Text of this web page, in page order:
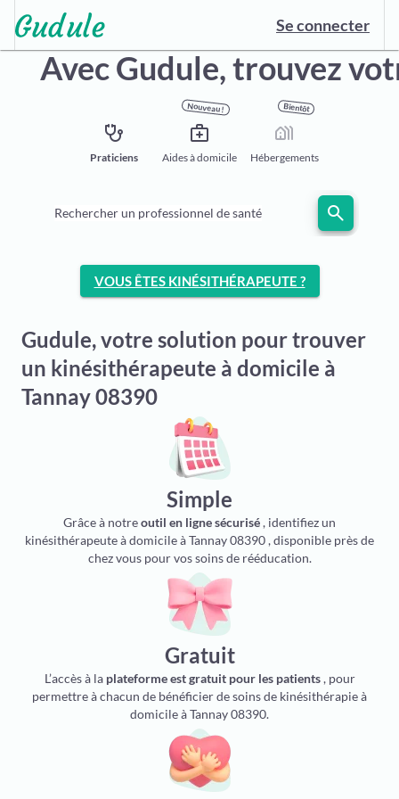
Se connecter
Avec Gudule,trouvez
stethoscope
Praticiens
Nouveau !
medical_services
Aides à domicile
Bientôt
holiday_village
Hébergements
Rechercher un professionnel de santé search
VOUS ÊTES KINÉSITHÉRAPEUTE ?
Gudule, votre solution pour trouver
un kinésithérapeute à domicile à
Tannay 08390
Simple
Grâce à notreoutil en ligne sécurisé, identifiez un
kinésithérapeute à domicile à Tannay 08390 , disponible près de
chez vous pour vos soins de rééducation.
Gratuit
L’accès à la plateforme est gratuit pour les patients, pour
permettre à chacun de bénéficier de soins de kinésithérapie à
domicile à Tannay 08390.